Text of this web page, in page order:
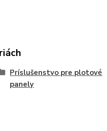
Príslušenstvo pre plotové
panely